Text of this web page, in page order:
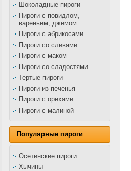
Шоколадные пироги
Пироги с повидлом,
вареньем, джемом
Пироги с абрикосами
Пироги со сливами
Пироги с маком
Пироги со сладостями
Тертые пироги
Пироги из печенья
Пироги с орехами
Пироги с малиной
Популярные пироги
Осетинские пироги
Хычины